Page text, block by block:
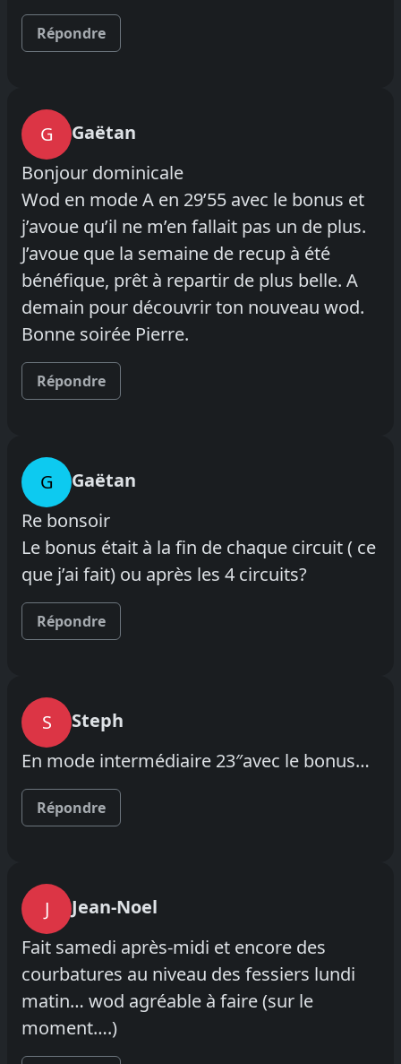
Répondre
G
Gaëtan
Bonjour dominicale
Wod en mode A en 29’55 avec le bonus et
j’avoue qu’il ne m’en fallait pas un de plus.
J’avoue que la semaine de recup à été
bénéfique, prêt à repartir de plus belle. A
demain pour découvrir ton nouveau wod.
Bonne soirée Pierre.
Répondre
G
Gaëtan
Re bonsoir
Le bonus était à la fin de chaque circuit ( ce
que j’ai fait) ou après les 4 circuits?
Répondre
S
Steph
En mode intermédiaire 23″avec le bonus…
Répondre
J
Jean-Noel
Fait samedi après-midi et encore des
courbatures au niveau des fessiers lundi
matin… wod agréable à faire (sur le
moment….)